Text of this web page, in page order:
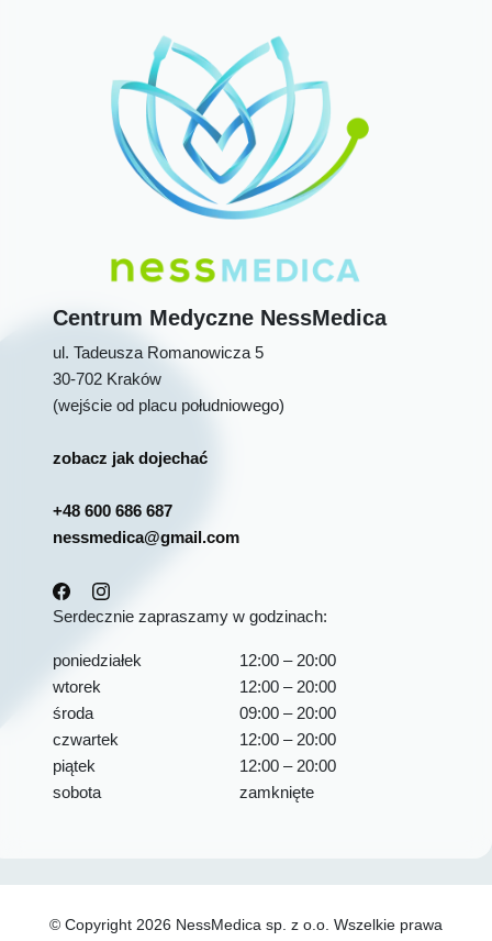
Centrum Medyczne NessMedica
ul. Tadeusza Romanowicza 5
30-702 Kraków
(wejście od placu południowego)
zobacz jak dojechać
+48 600 686 687
nessmedica@gmail.com
Serdecznie zapraszamy w godzinach:
poniedziałek
12:00 – 20:00
wtorek
12:00 – 20:00
środa
09:00 – 20:00
czwartek
12:00 – 20:00
piątek
12:00 – 20:00
sobota
zamknięte
© Copyright 2026 NessMedica sp. z o.o. Wszelkie prawa